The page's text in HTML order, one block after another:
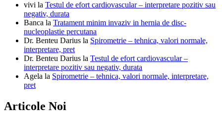
vivi la Testul de efort cardiovascular – interpretare pozitiv sau
negativ, durata
Banca la Tratament minim invaziv in hernia de disc-
nucleoplastie percutana
Dr. Benteu Darius la Spirometrie – tehnica, valori normale,
interpretare, pret
Dr. Benteu Darius la Testul de efort cardiovascular –
interpretare pozitiv sau negativ, durata
Agela la Spirometrie – tehnica, valori normale, interpretare,
pret
Articole Noi